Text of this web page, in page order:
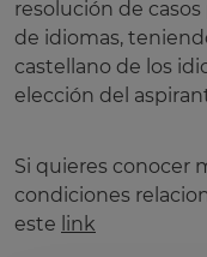
resolución de
de idiomas,
castellano de los
elección del
Si quieres conocer
condiciones
este link